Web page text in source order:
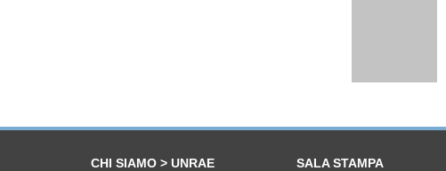
CHI SIAMO > UNRAE
SALA STAMPA